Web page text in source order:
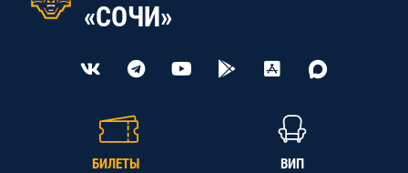
«СОЧИ»
БИЛЕТЫ ВИП